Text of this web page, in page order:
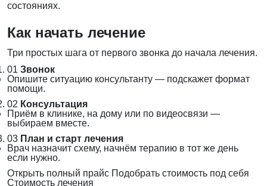
состояниях.
Как начать лечение
Три простых шага от первого звонка до начала лечения.
01 Звонок
Опишите ситуацию консультанту — подскажет формат
помощи.
02 Консультация
Приём в клинике, на дому или по видеосвязи —
выбираем вместе.
03 План и старт лечения
Врач назначит схему, начнём терапию в тот же день
если нужно.
Открыть полный прайс Подобрать стоимость под себя
Стоимость лечения